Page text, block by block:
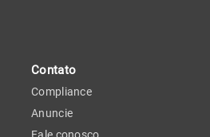
Contato
Compliance
Anuncie